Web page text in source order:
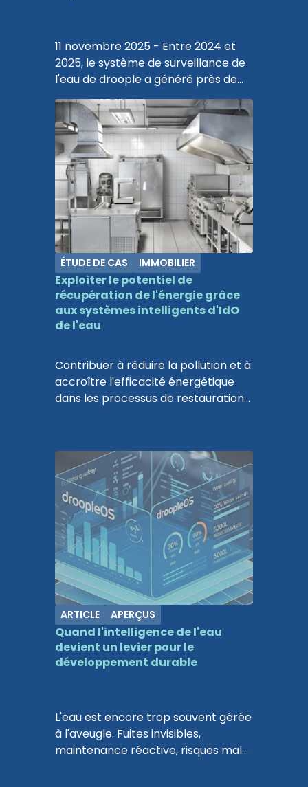
11 novembre 2025 - Entre 2024 et
2025, le système de surveillance de
l'eau de droople a généré près de
480 000 euros d'économies
annuelles, évité 894 720 kWh de
consommation d'énergie et
préservé plus de 4 millions de litres
d'eau potable au siège parisien
d'Axa, d'une superficie de 60 000 m2.
ÉTUDE DE CAS IMMOBILIER
Exploiter le potentiel de
récupération de l'énergie grâce
aux systèmes intelligents d'IdO
de l'eau
Contribuer à réduire la pollution et à
accroître l'efficacité énergétique
dans les processus de restauration
ARTICLE APERÇUS
Quand l'intelligence de l'eau
devient un levier pour le
développement durable
L'eau est encore trop souvent gérée
à l'aveugle. Fuites invisibles,
maintenance réactive, risques mal